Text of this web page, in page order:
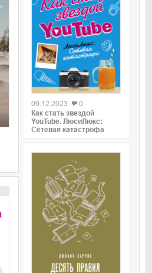
09.12.2023
0
Как стать звездой
YouTube. ЛюсиЛюкс:
Сетевая катастрофа